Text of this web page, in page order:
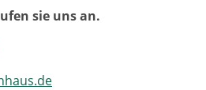
sie uns an.